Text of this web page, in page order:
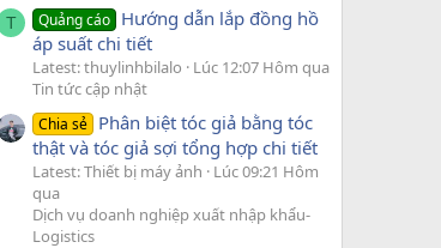
T Quảng cáo Hướng dẫn lắp đồng hồ
áp suất chi tiết
Latest: thuylinhbilalo
Lúc 12:07 Hôm qua
Tin tức cập nhật
Chia sẻ Phân biệt tóc giả bằng tóc
thật và tóc giả sợi tổng hợp chi tiết
Latest: Thiết bị máy ảnh
Lúc 09:21 Hôm
qua
Dịch vụ doanh nghiệp xuất nhập khẩu-
Logistics